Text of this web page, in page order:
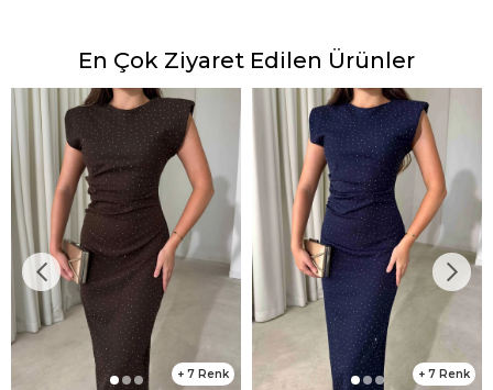
En Çok Ziyaret Edilen Ürünler
7 7